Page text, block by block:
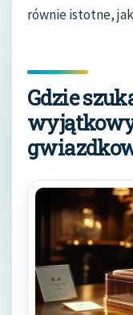
równie istotne,
Gdzie